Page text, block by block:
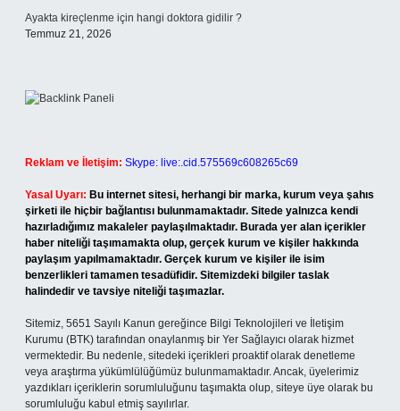
Ayakta kireçlenme için hangi doktora gidilir ?
Temmuz 21, 2026
Reklam ve İletişim: Skype: live:.cid.575569c608265c69
Yasal Uyarı: Bu internet sitesi, herhangi bir marka, kurum veya şahıs
şirketi ile hiçbir bağlantısı bulunmamaktadır. Sitede yalnızca kendi
hazırladığımız makaleler paylaşılmaktadır. Burada yer alan içerikler
haber niteliği taşımamakta olup, gerçek kurum ve kişiler hakkında
paylaşım yapılmamaktadır. Gerçek kurum ve kişiler ile isim
benzerlikleri tamamen tesadüfidir. Sitemizdeki bilgiler taslak
halindedir ve tavsiye niteliği taşımazlar.
Sitemiz, 5651 Sayılı Kanun gereğince Bilgi Teknolojileri ve İletişim
Kurumu (BTK) tarafından onaylanmış bir Yer Sağlayıcı olarak hizmet
vermektedir. Bu nedenle, sitedeki içerikleri proaktif olarak denetleme
veya araştırma yükümlülüğümüz bulunmamaktadır. Ancak, üyelerimiz
yazdıkları içeriklerin sorumluluğunu taşımakta olup, siteye üye olarak bu
sorumluluğu kabul etmiş sayılırlar.